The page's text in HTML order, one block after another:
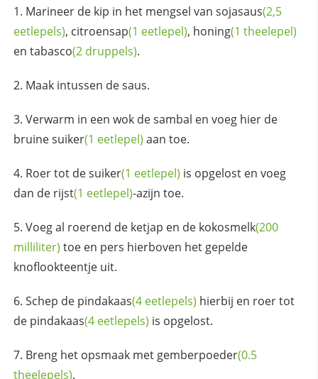
Marineer de kip in het mengsel van sojasaus(2,5
eetlepels), citroensap(1 eetlepel), honing(1 theelepel)
en tabasco(2 druppels).
Maak intussen de saus.
Verwarm in een wok de sambal en voeg hier de
bruinesuiker(1 eetlepel) aan toe.
Roer tot desuiker(1 eetlepel) is opgelost en voeg
dan de rijst(1 eetlepel)-azijn toe.
Voeg al roerend de ketjap en de kokosmelk(200
milliliter) toe en pers hierboven het gepelde
knoflookteentje uit.
Schep de pindakaas(4 eetlepels) hierbij en roer tot
de pindakaas(4 eetlepels) is opgelost.
Breng het opsmaak met gemberpoeder(0.5
theelepels).